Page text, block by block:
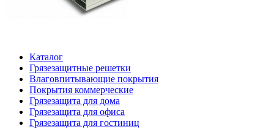
Каталог
Грязезащитные решетки
Влаговпитывающие покрытия
Покрытия коммерческие
Грязезащита для дома
Грязезащита для офиса
Грязезащита для гостиниц